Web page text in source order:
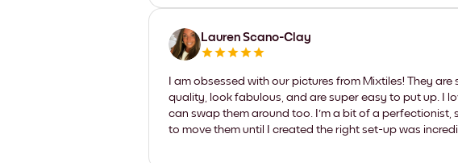
Lauren Scano-Clay
I am obsessed with our pictures from Mixtiles! They are
quality, look fabulous, and are super easy to put up. I
can swap them around too. I'm a bit of a perfectionist,
to move them until I created the right set-up was